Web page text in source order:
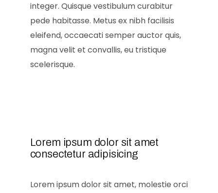
integer. Quisque vestibulum curabitur
pede habitasse. Metus ex nibh facilisis
eleifend, occaecati semper auctor quis,
magna velit et convallis, eu tristique
scelerisque.
Lorem ipsum dolor sit amet
consectetur adipisicing
Lorem ipsum dolor sit amet, molestie orci